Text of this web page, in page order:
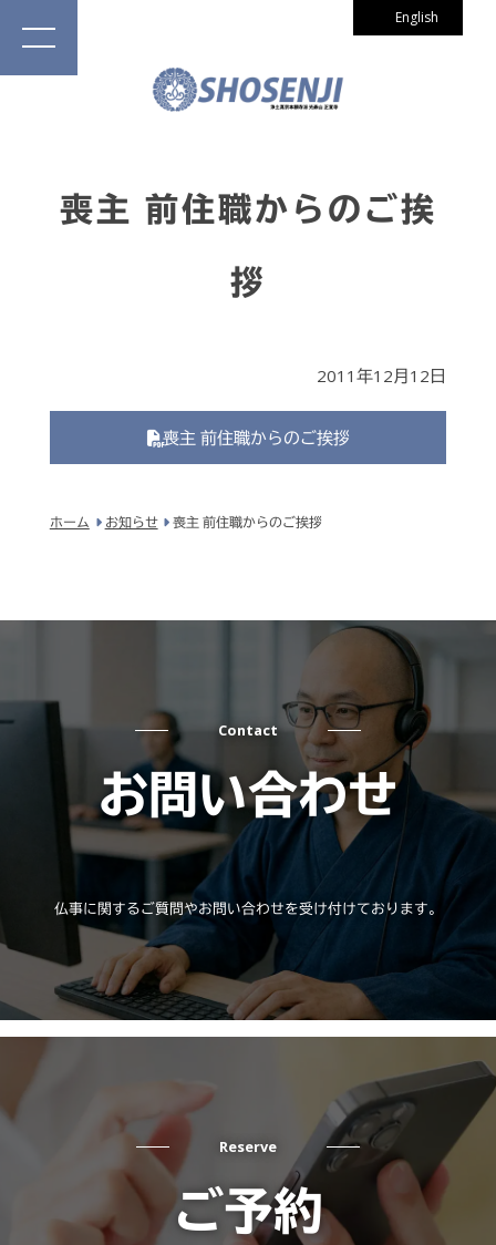
English
喪主 前住職からのご挨
拶
2011年12月12日
喪主 前住職からのご挨拶
ホーム お知らせ 喪主 前住職からのご挨拶
Contact
お問い合わせ
仏事に関するご質問やお問い合わせを受け付けております。
Reserve
ご予約